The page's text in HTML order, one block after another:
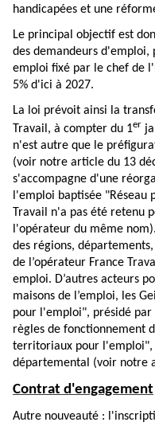
handicapées et une
Le principal objectif est
des demandeurs
emploi fixé par le chef de
5% d'ici à 2027.
La loi prévoit ainsi la
Travail, à compter du 1er
n'est autre que le
(voir notre article du 13
s'accompagne d'une
l'emploi baptisée "Réseau
Travail n'a pas été retenu
l'opérateur du même
des régions,
de l’opérateur France
emploi. D’autres acteurs
maisons de l’emploi, les
pour l'emploi", présidé
règles de fonctionnement
territoriaux pour l'emploi",
départemental (voir notre
Contrat d'engagement
Autre nouveauté :